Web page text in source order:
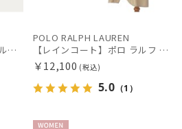
【レインポンチョ】ポロ ラルフ ローレン（POLO RALPH LAUREN）ワンポイントレインポンチョ
POLO RALPH LAUREN
【レインコート】ポロ ラルフ ローレン(POLO RALPH LAUREN) ポケッタブルポンチョ 40デニール 無地 フード 収納袋 ロゴ入 レディース アウトドア
￥12,100 (税込)
5.0 （1）